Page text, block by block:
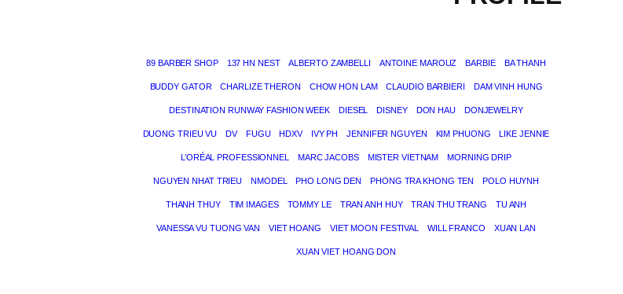
89 BARBER SHOP 137 HN NEST ALBERTO ZAMBELLI ANTOINE MAROUZ BARBIE BA THANH
BUDDY GATOR CHARLIZE THERON CHOW HON LAM CLAUDIO BARBIERI DAM VINH HUNG
DESTINATION RUNWAY FASHION WEEK DIESEL DISNEY DON HAU DONJEWELRY
DUONG TRIEU VU DV FUGU HDXV IVY PH JENNIFER NGUYEN KIM PHUONG LIKE JENNIE
L’ORÉAL PROFESSIONNEL MARC JACOBS MISTER VIETNAM MORNING DRIP
NGUYEN NHAT TRIEU NMODEL PHO LONG DEN PHONG TRA KHONG TEN POLO HUYNH
THANH THUY TIM IMAGES TOMMY LE TRAN ANH HUY TRAN THU TRANG TU ANH
VANESSA VU TUONG VAN VIET HOANG VIET MOON FESTIVAL WILL FRANCO XUAN LAN
XUAN VIET HOANG DON